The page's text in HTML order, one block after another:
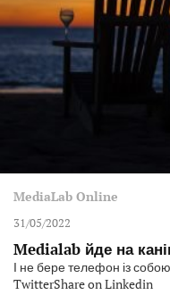
MediaLab Online
31/05/2022
Medialab йде на
І не бере телефон із
TwitterShare on Linkedin